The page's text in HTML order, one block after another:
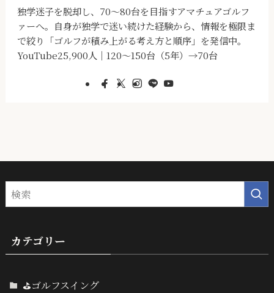
独学迷子を脱却し、70～80台を目指すアマチュアゴルフ
ァーへ。自身が独学で迷い続けた経験から、情報を極限ま
で絞り「ゴルフが積み上がる考え方と順序」を発信中。
YouTube25,900人｜120～150台（5年）→70台
カテゴリー
⛳ゴルフスイング